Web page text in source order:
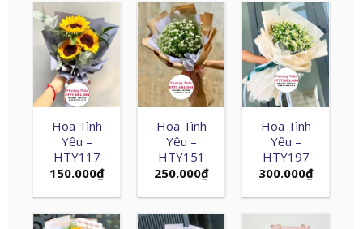
Hoa Tình
Yêu –
HTY117
150.000₫
Hoa Tình
Yêu –
HTY151
250.000₫
Hoa Tình
Yêu –
HTY197
300.000₫